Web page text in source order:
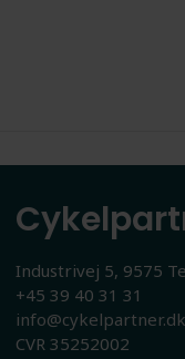
Industrivej 5, 9575
+45 39 40 31 31
info@cykelpartner.dk
CVR 35252002